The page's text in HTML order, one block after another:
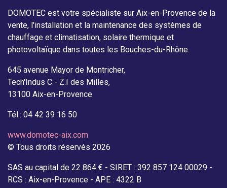
DOMOTEC est votre spécialiste sur Aix-en-Provence de la
vente, l'installation et la maintenance des systèmes de
chauffage et climatisation, solaire thermique et
photovoltaïque dans toutes les Bouches-du-Rhône.
645 avenue Mayor de Montricher,
Tech'Indus C - Z.I des Milles,
13100 Aix-en-Provence
Tél.: 04 42 39 16 50
www.domotec-aix.com
© Tous droits réservés 2026
SAS au capital de 22 864 € - SIRET : 392 857 124 00029 -
RCS : Aix-en-Provence - APE : 4322 B